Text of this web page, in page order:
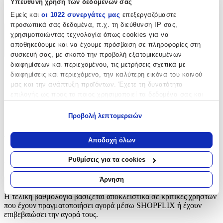
Υπεύθυνη χρήση των δεδομένων σας
Εμείς και οι 1022 συνεργάτες μας επεξεργαζόμαστε
προσωπικά σας δεδομένα, π.χ. τη διεύθυνση IP σας,
χρησιμοποιώντας τεχνολογία όπως cookies για να
αποθηκεύουμε και να έχουμε πρόσβαση σε πληροφορίες στη
συσκευή σας, με σκοπό την προβολή εξατομικευμένων
διαφημίσεων και περιεχομένου, τις μετρήσεις σχετικά με
διαφημίσεις και περιεχόμενο, την καλύτερη εικόνα του κοινού
μας και την ανάπτυξη προϊόντων. Έχετε τη δυνατότητα
Να συλλέξουμε πληροφορίες σχετικά με τη γεωγραφική
σας τοποθεσία, οι οποίες μπορεί να είναι ακριβείς σε
απόσταση μερικών μέτρων
Να αναγνωρίσουμε τη συσκευή σας σαρώνοντας ενεργά
για συγκεκριμένα χαρακτηριστικά (δακτυλικό αποτύπωμα)
Μάθετε περισσότερα σχετικά με τον τρόπο επεξεργασίας των
προσωπικών σας δεδομένων και καθορίστε τις προτιμήσεις σας
στηνενότητα “Λεπτομέρειες”. Μπορείτε να αλλάξετε ή να
ανακαλέσετε τη συγκατάθεσή σας ανά πάσα στιγμή από τη
Προβολή λεπτομερειών
Αποδοχή όλων
Ρυθμίσεις για τα cookies
Άρνηση
Χαρακτηριστικά
+
Χαρακτηριστικά
Αξιολογήσεις
Προς το παρόν δεν υπάρχουν άλλες αξιολογήσεις. Όταν
προστεθούν, θα εμφανιστούν εδώ.
Πώς υπολογίζεται η βαθμολογία
Η τελική βαθμολογία βασίζεται αποκλειστικά σε κριτικές χρηστών
που έχουν πραγματοποιήσει αγορά μέσω SHOPFLIX ή έχουν
επιβεβαιώσει την αγορά τους.